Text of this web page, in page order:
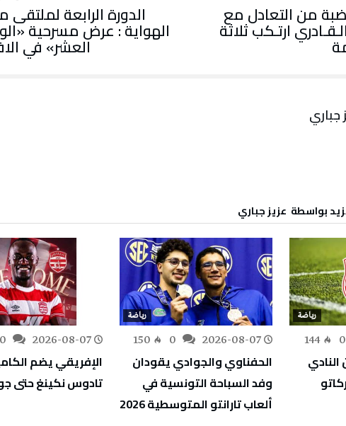
من التعادل مع
ارتـكب ثلاثة
الدورة الرابعة
الهواية : عرض مسرحية
العشر» في
جباري
بواسطة‬ ‬ عزيز جباري
رياضة
144
رياضة
2026-08-07
150
الحفناوي والجوادي يقودان
وفد السباحة التونسية في
ألعاب تارانتو المتوسطية 2026
2026-08-07
الإفريقي يضم
تادوس نكينغ حتى جوان